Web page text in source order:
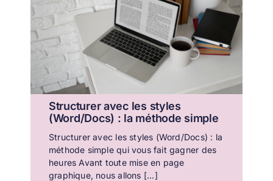
Structurer avec les styles
(Word/Docs) : la méthode simple
Structurer avec les styles (Word/Docs) : la
méthode simple qui vous fait gagner des
heures Avant toute mise en page
graphique, nous allons [...]